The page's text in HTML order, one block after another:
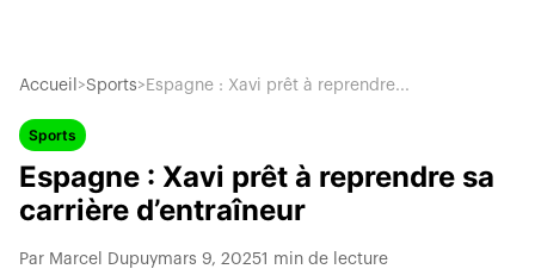
Accueil >Sports> Espagne : Xavi prêt à reprendre...
Sports
Espagne : Xavi prêt à reprendre sa
carrière d’entraîneur
Par Marcel Dupuymars 9, 20251 min de lecture